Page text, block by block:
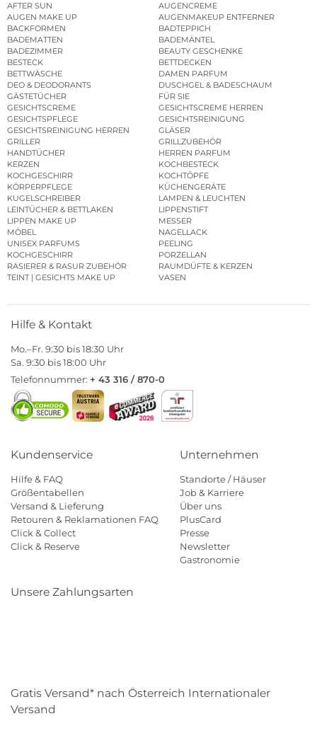
AFTER SUN
AUGENCREME
AUGEN MAKE UP
AUGENMAKEUP ENTFERNER
BACKFORMEN
BADTEPPICH
BADEMATTEN
BADEMÄNTEL
BADEZIMMER
BEAUTY GESCHENKE
BESTECK
BETTDECKEN
BETTWÄSCHE
DAMEN PARFUM
DEO & DEODORANTS
DUSCHGEL & BADESCHAUM
GÄSTETÜCHER
FÜR SIE
GESICHTSCREME
GESICHTSCREME HERREN
GESICHTSPFLEGE
GESICHTSREINIGUNG
GESICHTSREINIGUNG HERREN
GLÄSER
GRILLER
GRILLZUBEHÖR
HANDTÜCHER
HERREN PARFUM
KERZEN
KOCHBESTECK
KOCHGESCHIRR
KOCHTÖPFE
KÖRPERPFLEGE
KÜCHENGERÄTE
KUGELSCHREIBER
LAMPEN & LEUCHTEN
LEINTÜCHER & BETTLAKEN
LIPPENSTIFT
LIPPEN MAKE UP
MESSER
MÖBEL
NAGELLACK
UNISEX PARFUMS
PEELING
KOCHGESCHIRR
PORZELLAN
RASIERER & RASUR ZUBEHÖR
RAUMDÜFTE & KERZEN
TEINT | GESICHTS MAKE UP
VASEN
Hilfe & Kontakt
Mo.–Fr. 9:30 bis 18:30 Uhr
Sa. 9:30 bis 18:00 Uhr
Telefonnummer: + 43 316 / 870-0
Kundenservice
Hilfe & FAQ
Größentabellen
Versand & Lieferung
Retouren & Reklamationen FAQ
Click & Collect
Click & Reserve
Unternehmen
Standorte / Häuser
Job & Karriere
Über uns
PlusCard
Presse
Newsletter
Gastronomie
Unsere Zahlungsarten
Gratis Versand* nach Österreich Internationaler
Versand